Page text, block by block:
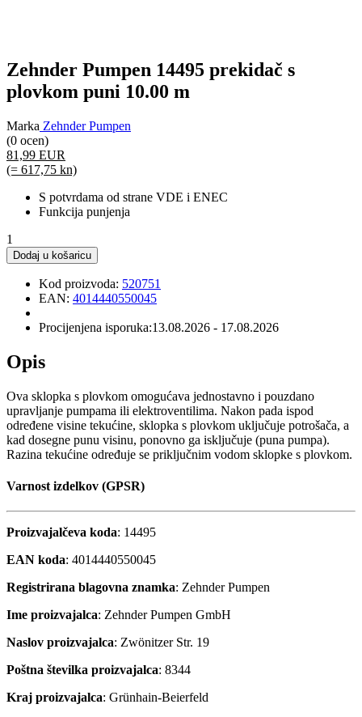
Zehnder Pumpen 14495 prekidač s
plovkom puni 10.00 m
Marka Zehnder Pumpen
(0 ocen)
81,99 EUR
(= 617,75 kn)
S potvrdama od strane VDE i ENEC
Funkcija punjenja
1
Dodaj u košaricu
Kod proizvoda: 520751
EAN: 4014440550045
Procijenjena isporuka:13.08.2026 - 17.08.2026
Opis
Ova sklopka s plovkom omogućava jednostavno i pouzdano
upravljanje pumpama ili elektroventilima. Nakon pada ispod
određene visine tekućine, sklopka s plovkom uključuje potrošača, a
kad dosegne punu visinu, ponovno ga isključuje (puna pumpa).
Razina tekućine određuje se priključnim vodom sklopke s plovkom.
Varnost izdelkov (GPSR)
Proizvajalčeva koda: 14495
EAN koda: 4014440550045
Registrirana blagovna znamka: Zehnder Pumpen
Ime proizvajalca: Zehnder Pumpen GmbH
Naslov proizvajalca: Zwönitzer Str. 19
Poštna številka proizvajalca: 8344
Kraj proizvajalca: Grünhain-Beierfeld